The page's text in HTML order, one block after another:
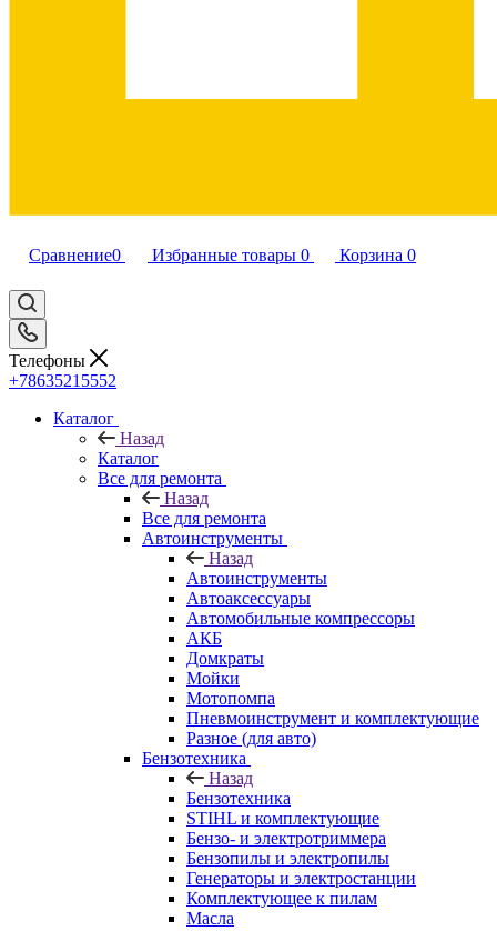
Сравнение0 Избранные товары 0 Корзина 0
Телефоны
+78635215552
Каталог
Назад
Каталог
Все для ремонта
Назад
Все для ремонта
Автоинструменты
Назад
Автоинструменты
Автоаксессуары
Автомобильные компрессоры
АКБ
Домкраты
Мойки
Мотопомпа
Пневмоинструмент и комплектующие
Разное (для авто)
Бензотехника
Назад
Бензотехника
STIHL и комплектующие
Бензо- и электротриммера
Бензопилы и электропилы
Генераторы и электростанции
Комплектующее к пилам
Масла